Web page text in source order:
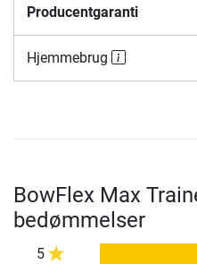
Producentgaranti
Hjemmebrug
BowFlex Max
bedømmelser
5